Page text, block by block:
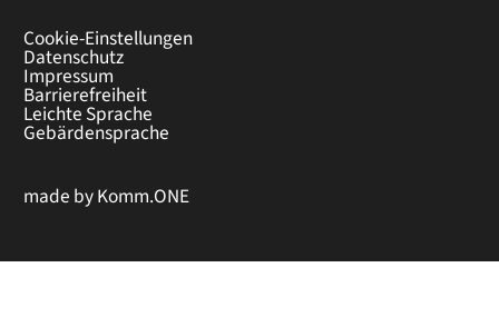
Cookie-Einstellungen
Datenschutz
Impressum
Barrierefreiheit
Leichte Sprache
Gebärdensprache
made byKomm.ONE